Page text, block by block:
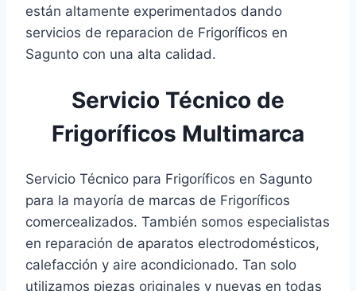
están altamente experimentados dando
servicios de reparacion de Frigoríficos en
Sagunto con una alta calidad.
Servicio Técnico de
Frigoríficos Multimarca
Servicio Técnico para Frigoríficos en Sagunto
para la mayoría de marcas de Frigoríficos
comercealizados. También somos especialistas
en reparación de aparatos electrodomésticos,
calefacción y aire acondicionado. Tan solo
utilizamos piezas originales y nuevas en todas